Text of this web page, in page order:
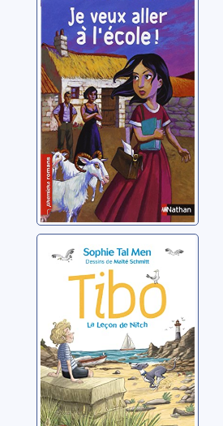
l'école !
Lasa, Catherine de
Tibo. La leçon de
Nitch
Tal Men, Sophie